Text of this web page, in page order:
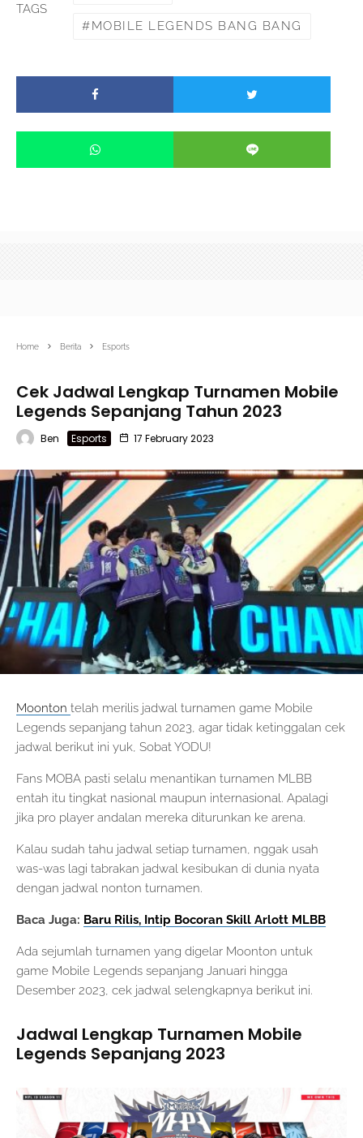
TAGS
MOBILE LEGENDS BANG BANG
Home Berita Esports
Cek Jadwal Lengkap Turnamen Mobile
Legends Sepanjang Tahun 2023
Ben Esports 17 February 2023
Moonton telah merilis jadwal turnamen game Mobile
Legends sepanjang tahun 2023, agar tidak ketinggalan cek
jadwal berikut ini yuk, Sobat YODU!
Fans MOBA pasti selalu menantikan turnamen MLBB
entah itu tingkat nasional maupun internasional. Apalagi
jika pro player andalan mereka diturunkan ke arena.
Kalau sudah tahu jadwal setiap turnamen, nggak usah
was-was lagi tabrakan jadwal kesibukan di dunia nyata
dengan jadwal nonton turnamen.
Baca Juga: Baru Rilis, Intip Bocoran Skill Arlott MLBB
Ada sejumlah turnamen yang digelar Moonton untuk
game Mobile Legends sepanjang Januari hingga
Desember 2023, cek jadwal selengkapnya berikut ini.
Jadwal Lengkap Turnamen Mobile
Legends Sepanjang 2023